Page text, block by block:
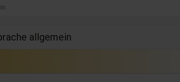
allgemein